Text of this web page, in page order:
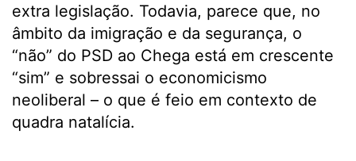
extra legislação. Todavia, parece que, no
âmbito da imigração e da segurança, o
“não” do PSD ao Chega está em crescente
“sim” e sobressai o economicismo
neoliberal – o que é feio em contexto de
quadra natalícia.